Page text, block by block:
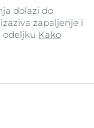
dolazi do
zapaljenje i
odeljku Kako